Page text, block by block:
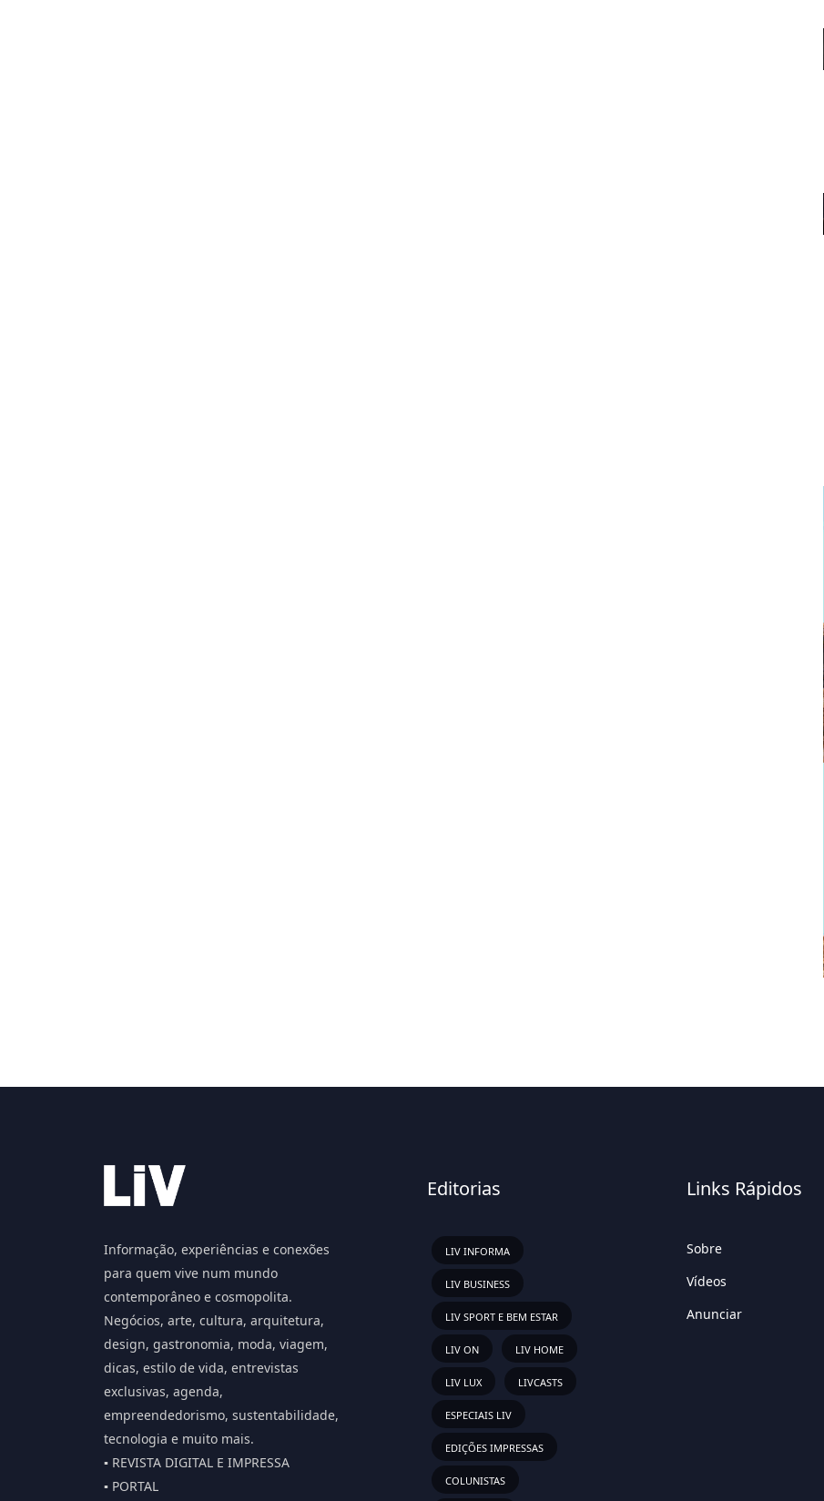
Informação, experiências e conexões
para quem vive num mundo
contemporâneo e cosmopolita.
Negócios, arte, cultura, arquitetura,
design, gastronomia, moda, viagem,
dicas, estilo de vida, entrevistas
exclusivas, agenda,
empreendedorismo, sustentabilidade,
tecnologia e muito mais.
▪️ REVISTA DIGITAL E IMPRESSA
▪️ PORTAL
Editorias
LIV INFORMA
LIV BUSINESS
LIV SPORT E BEM ESTAR
LIV ON LIV HOME
LIV LUX LIVCASTS
ESPECIAIS LIV
EDIÇÕES IMPRESSAS
COLUNISTAS
Links Rápidos
Sobre
Vídeos
Anunciar